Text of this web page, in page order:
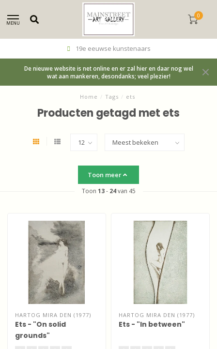
MENU
0
19e eeuwse kunstenaars
De nieuwe website is net online en er zal hier en daar nog wel
wat aan mankeren, desondanks; veel plezier!
Home / Tags / ets
Producten getagd met ets
Toon meer
Toon 13- 24van 45
HARTOG MIRA DEN (1977)
Ets - "On solid
grounds"
HARTOG MIRA DEN (1977)
Ets - "In between"